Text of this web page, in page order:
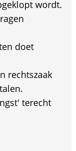
wordt.
doet
rechtszaak
terecht